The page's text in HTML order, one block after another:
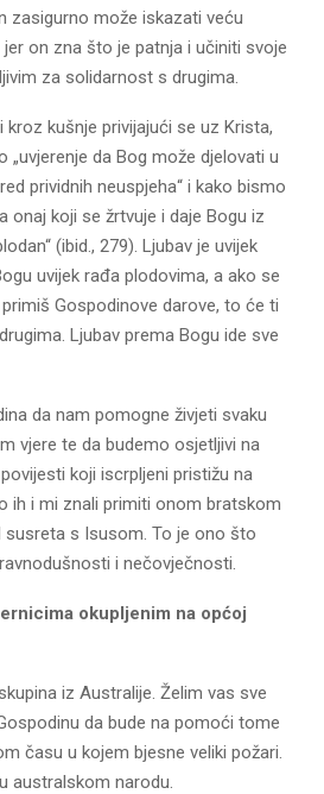
zasigurno može iskazati veću
on zna što je patnja i učiniti svoje
za solidarnost s drugima.
kušnje privijajući se uz Krista,
„uvjerenje da Bog može djelovati u
prividnih neuspjeha“ i kako bismo
onaj koji se žrtvuje i daje Bogu iz
(ibid., 279). Ljubav je uvijek
uvijek rađa plodovima, a ako se
Gospodinove darove, to će ti
Ljubav prema Bogu ide sve
da nam pomogne živjeti svaku
vjere te da budemo osjetljivi na
koji iscrpljeni pristižu na
ih i mi znali primiti onom bratskom
susreta s Isusom. To je ono što
i nečovječnosti.
okupljenim na općoj
iz Australije. Želim vas sve
da bude na pomoći tome
času u kojem bjesne veliki požari.
australskom narodu.